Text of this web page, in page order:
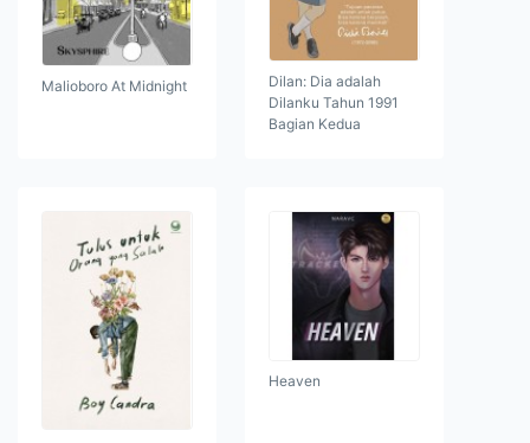
Malioboro At Midnight
Dilan: Dia adalah
Dilanku Tahun 1991
Bagian Kedua
Heaven